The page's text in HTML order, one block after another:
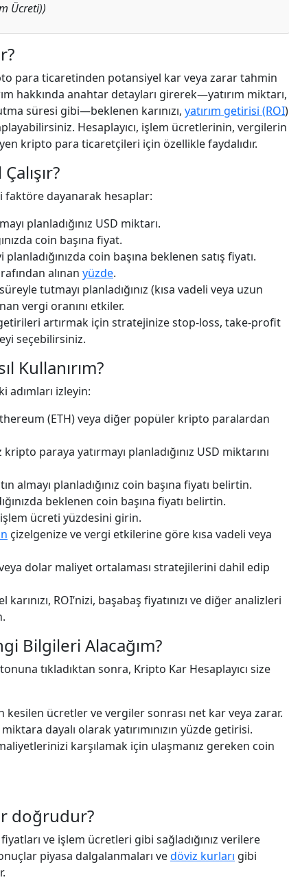
Ücreti))
para ticaretinden potansiyel kar veya zarar tahmin
hakkında anahtar detayları girerek—yatırım miktarı,
süresi gibi—beklenen karınızı, yatırım getirisi (ROI)
Hesaplayıcı, işlem ücretlerinin, vergilerin
kripto para ticaretçileri için özellikle faydalıdır.
faktöre dayanarak hesaplar:
planladığınız USD miktarı.
coin başına fiyat.
coin başına beklenen satış fiyatı.
alınan yüzde.
süreyle tutmayı planladığınız (kısa vadeli veya uzun
vergi oranını etkiler.
artırmak için stratejinize stop-loss, take-profit
seçebilirsiniz.
Kullanırım?
adımları izleyin:
(ETH) veya diğer popüler kripto paralardan
paraya yatırmayı planladığınız USD miktarını
almayı planladığınız coin başına fiyatı belirtin.
beklenen coin başına fiyatı belirtin.
ücreti yüzdesini girin.
çizelgenize ve vergi etkilerine göre kısa vadeli veya
dolar maliyet ortalaması stratejilerini dahil edip
karınızı, ROI’nizi, başabaş fiyatınızı ve diğer analizleri
Bilgileri Alacağım?
tıkladıktan sonra, Kripto Kar Hesaplayıcı size
kesilen ücretler ve vergiler sonrası net kar veya zarar.
dayalı olarak yatırımınızın yüzde getirisi.
karşılamak için ulaşmanız gereken coin
doğrudur?
ve işlem ücretleri gibi sağladığınız verilere
piyasa dalgalanmaları vedöviz kurları gibi